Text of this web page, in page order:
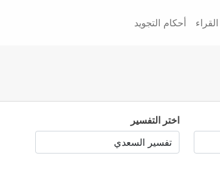
أحكام التجويد
اختر التفسير